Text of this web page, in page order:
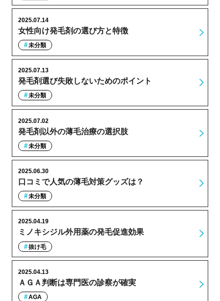
女性向け発毛剤の選び方と特徴
2025.07.14
未分類
発毛剤選び失敗しないためのポイント
2025.07.13
未分類
発毛剤以外の薄毛治療の選択肢
2025.07.02
未分類
口コミで人気の薄毛対策グッズは？
2025.06.30
未分類
ミノキシジル外用薬の発毛促進効果
2025.04.19
抜け毛
ＡＧＡ判断は専門医の診察が確実
2025.04.13
AGA